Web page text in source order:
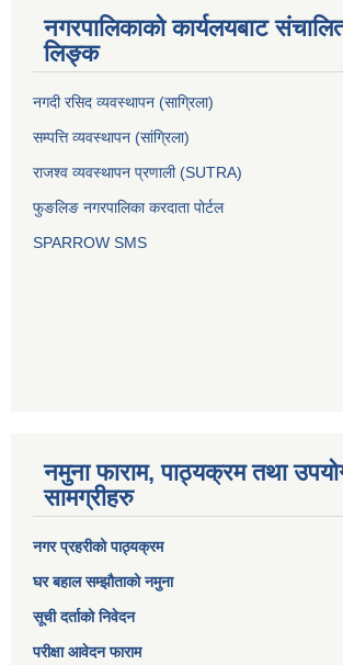
नगरपालिकाको कार्यलयबाट
लिङ्क
नगदी रसिद व्यवस्थापन (साग्रिला)
सम्पत्ति व्यवस्थापन (सांग्रिला)
राजश्व व्यवस्थापन प्रणाली (SUTRA)
फुङलिङ नगरपालिका करदाता पोर्टल
SPARROW SMS
नमुना फाराम, पाठ्यक्रम तथा
सामग्रीहरु
नगर प्रहरीको पाठ्यक्रम
घर बहाल सम्झौताको नमुना
सूची दर्ताको निवेदन
परीक्षा आवेदन फाराम